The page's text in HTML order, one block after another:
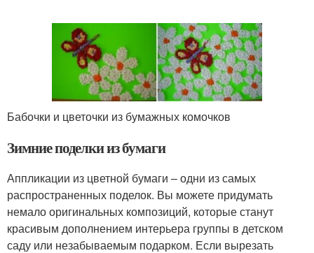
Бабочки и цветочки из бумажных комочков
Зимние поделки из бумаги
Аппликации из цветной бумаги – одни из самых
распространенных поделок. Вы можете придумать
немало оригинальных композиций, которые станут
красивым дополнением интерьера группы в детском
саду или незабываемым подарком. Если вырезать